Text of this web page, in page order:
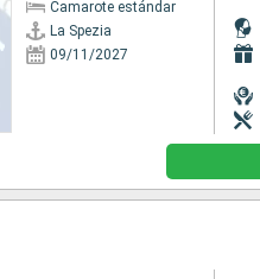
Camarote estándar
La Spezia
09/11/2027